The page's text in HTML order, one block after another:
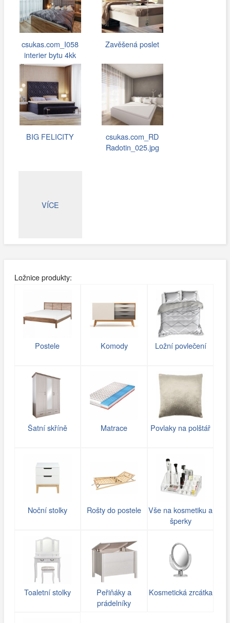
csukas.com_I058
interier bytu 4kk
075.jpg
Zavěšená poslet
BIG FELICITY
csukas.com_RD
Radotin_025.jpg
VÍCE
Ložnice produkty:
Postele Komody Ložní povlečení
Šatní skříně Matrace Povlaky na polštář
Noční stolky Rošty do postele
Vše na kosmetiku a
šperky
Toaletní stolky
Peřiňáky a
prádelníky
Kosmetická zrcátka